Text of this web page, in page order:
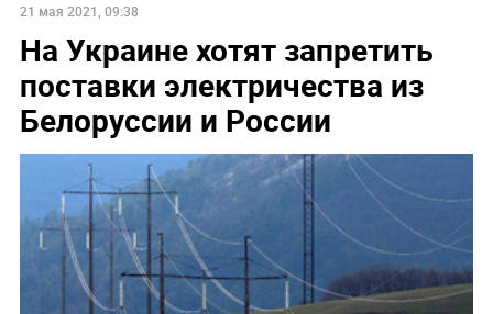
21 мая 2021, 09:38
На Украине хотят запретить
поставки электричества из
Белоруссии и России